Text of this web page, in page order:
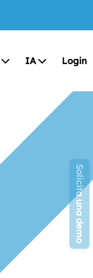
Solicita una demo
IA Login